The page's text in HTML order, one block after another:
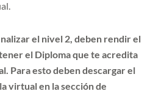
el nivel 2, deben rendir el
el Diploma que te acredita
Para esto deben descargar el
virtual en la sección de